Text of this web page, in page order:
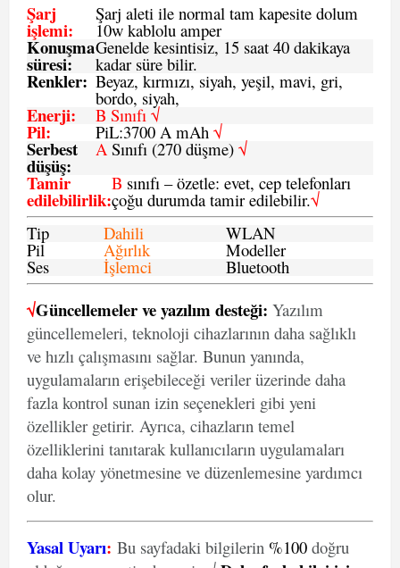
Şarj
işlemi:
Şarj aleti ile normal tam kapesite dolum
10w kablolu amper
Konuşma
süresi:
Genelde kesintisiz, 15 saat 40 dakikaya
kadar süre bilir.
Renkler: Beyaz, kırmızı, siyah, yeşil, mavi, gri,
bordo, siyah,
Enerji: B Sınıfı √
Pil: PiL:3700 A mAh √
Serbest
düşüş:
ASınıfı (270 düşme) √
Tamir
edilebilirlik:
B sınıfı – özetle: evet, cep telefonları
çoğu durumda tamir edilebilir.√
Tip
Dahili WLAN
Pil Ağırlık Modeller
Ses İşlemci Bluetooth
√Güncellemeler ve yazılım desteği: Yazılım
güncellemeleri, teknoloji cihazlarının daha sağlıklı
ve hızlı çalışmasını sağlar. Bunun yanında,
uygulamaların erişebileceği veriler üzerinde daha
fazla kontrol sunan izin seçenekleri gibi yeni
özellikler getirir. Ayrıca, cihazların temel
özelliklerini tanıtarak kullanıcıların uygulamaları
daha kolay yönetmesine ve düzenlemesine yardımcı
olur.
Yasal Uyarı: Bu sayfadaki bilgilerin %100 doğru